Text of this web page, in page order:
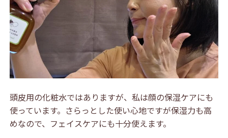
頭皮用の化粧水ではありますが、私は顔の保湿ケアにも
使っています。さらっとした使い心地ですが保湿力も高
めなので、フェイスケアにも十分使えます。